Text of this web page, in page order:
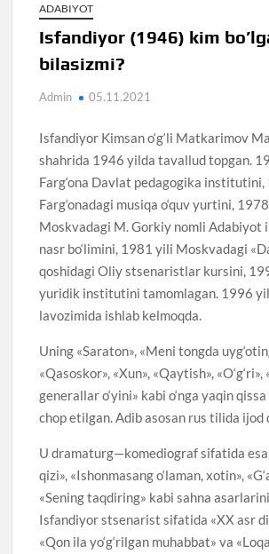
ADABIYOT
Isfandiyor (1946) kim
bilasizmi?
Admin 05.11.2021
Isfandiyor Kimsan o‘g‘li Matkarimov
shahrida 1946 yilda tavallud topgan.
Farg‘ona Davlat pedagogika
Farg‘onadagi musiqa o‘quv yurtini,
Moskvadagi M. Gorkiy nomli
nasr bo‘limini, 1981 yili Moskvadagi
qoshidagi Oliy stsenaristlar kursini,
yuridik institutini tamomlagan. 1996
lavozimida ishlab kelmoqda.
Uning «Saraton», «Meni tongda
«Qasoskor», «Xun», «Qaytish»,
generallar o‘yini» kabi o‘nga yaqin
chop etilgan. Adib asosan rus tilida ijod
U dramaturg—komediograf sifatida
qizi», «Ishonmasang o‘laman, xotin»,
«Sening taqdiring» kabi sahna
Isfandiyor stsenarist sifatida «XX asr
«Qon ila yo‘g‘rilgan muhabbat» va